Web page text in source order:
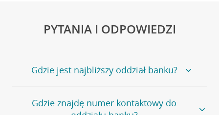
PYTANIA I ODPOWIEDZI
Gdzie jest najbliższy oddział banku?
Jeśli szukasz oddziału naszego banku, zapraszamy na
stronęPlacówki i bankomaty, na której znajduje się
Gdzie znajdę numer kontaktowy do